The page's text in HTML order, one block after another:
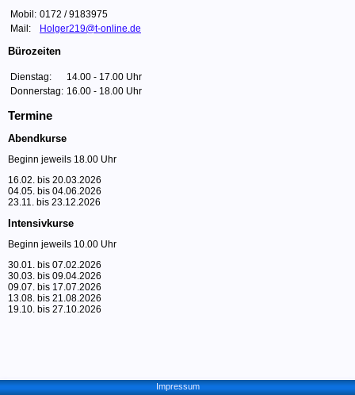
Mobil: 0172 / 9183975
Mail:
Holger219@t-online.de
Bürozeiten
Dienstag:
14.00 - 17.00 Uhr
Donnerstag: 16.00 - 18.00 Uhr
Termine
Abendkurse
Beginn jeweils 18.00 Uhr
16.02. bis 20.03.2026
04.05. bis 04.06.2026
23.11. bis 23.12.2026
Intensivkurse
Beginn jeweils 10.00 Uhr
30.01. bis 07.02.2026
30.03. bis 09.04.2026
09.07. bis 17.07.2026
13.08. bis 21.08.2026
19.10. bis 27.10.2026
Impressum